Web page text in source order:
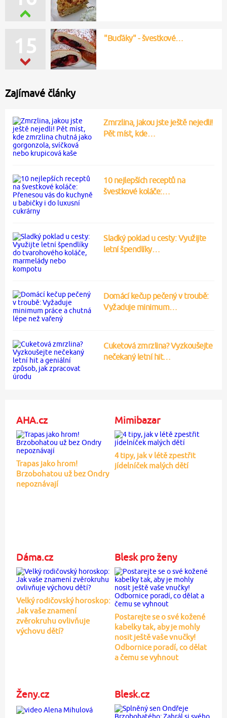
15 "Buďáky" - švestkové…
Zajímavé články
Zmrzlina, jakou jste ještě nejedli!
Pět míst, kde…
10 nejlepších receptů na
švestkové koláče:…
Sladký poklad u cesty: Využijte
letní špendlíky…
Domácí kečup pečený v troubě:
Vyžaduje minimum…
Cuketová zmrzlina? Vyzkoušejte
nečekaný letní hit…
AHA.cz
Trapas jako hrom!
Brzobohatou už bez Ondry
nepoznávají
Mimibazar
4 tipy, jak v létě zpestřit
jídelníček malých dětí
Dáma.cz
Velký rodičovský horoskop:
Jak vaše znamení
zvěrokruhu ovlivňuje
výchovu dětí?
Blesk pro ženy
Postarejte se o své kožené
kabelky tak, aby je mohly
nosit ještě vaše vnučky!
Odbornice poradí, co dělat
a čemu se vyhnout
Ženy.cz Blesk.cz